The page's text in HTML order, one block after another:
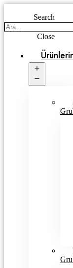
Search
Close
menu